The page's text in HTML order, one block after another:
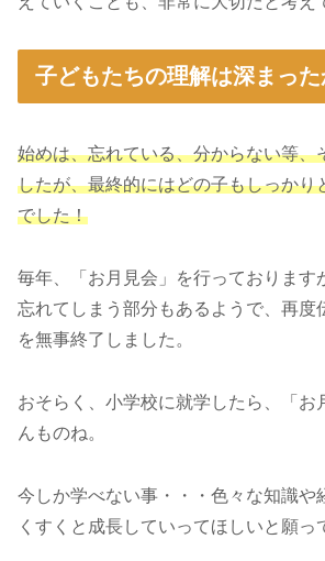
子どもたちの理解は深まった
始めは、忘れている、分からない等、
したが、最終的にはどの子もしっかり
でした！
毎年、「お月見会」を行っております
忘れてしまう部分もあるようで、再度
を無事終了しました。
おそらく、小学校に就学したら、「お
んものね。
今しか学べない事・・・色々な知識や
くすくと成長していってほしいと願っ